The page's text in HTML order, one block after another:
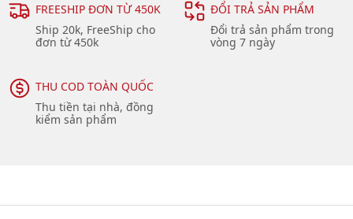
FREESHIP ĐƠN TỪ 450K
Ship 20k, FreeShip cho
đơn từ 450k
ĐỔI TRẢ SẢN PHẨM
Đổi trả sản phẩm trong
vòng 7 ngày
THU COD TOÀN QUỐC
Thu tiền tại nhà, đồng
kiểm sản phẩm